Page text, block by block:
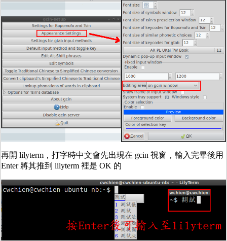
再開 lilyterm，打字時中文會先出現在 gcin 視窗，輸入完畢後用
Enter 將其推到 lilyterm 裡是 OK 的